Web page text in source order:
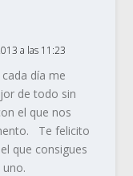
a las 11:23
día me
de todo sin
el que nos
Te felicito
que consigues